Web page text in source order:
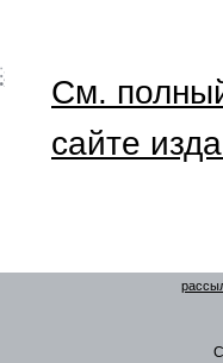
См.
сайте